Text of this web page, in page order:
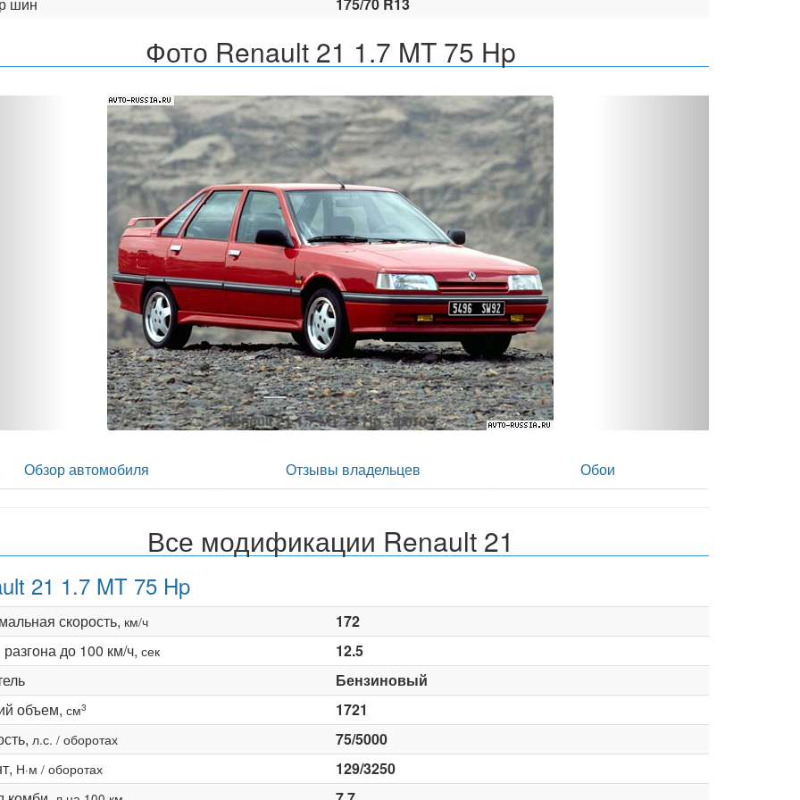
Фото Renault 21 1.7 MT 75 Hp
Renault 21 1.7 MT 75 Hp - фото 2
Обзор автомобиля Отзывы владельцев Обои
Все модификации Renault 21
21 1.7 MT 75 Hp
скорость, км/ч
172
до 100 км/ч, сек
12.5
Бензиновый
объем, см3
1721
л.с. / оборотах
75/5000
Н·м / оборотах
129/3250